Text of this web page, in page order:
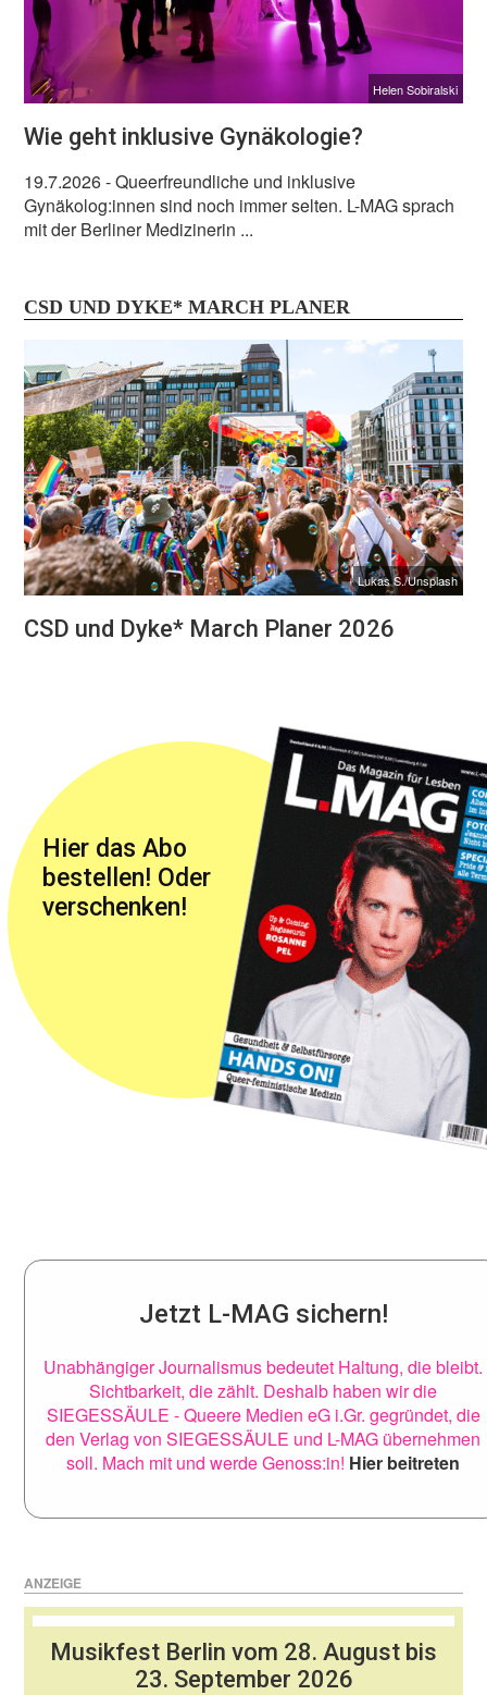
Helen Sobiralski
Wie geht inklusive Gynäkologie?
19.7.2026- Queerfreundliche und inklusive
Gynäkolog:innen sind noch immer selten. L-MAG sprach
mit der Berliner Medizinerin ...
CSD UND DYKE* MARCH PLANER
Lukas S./Unsplash
CSD und Dyke* March Planer 2026
Hier das Abo
bestellen! Oder
verschenken!
Jetzt L-MAG sichern!
Unabhängiger Journalismus bedeutet Haltung, die bleibt.
Sichtbarkeit, die zählt. Deshalb haben wir die
SIEGESSÄULE - Queere Medien eG i.Gr. gegründet, die
den Verlag von SIEGESSÄULE und L-MAG übernehmen
soll. Mach mit und werde Genoss:in! Hier beitreten
ANZEIGE
Musikfest Berlin vom 28. August bis
23. September 2026